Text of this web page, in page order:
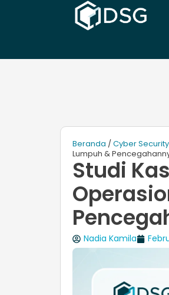
Beranda /Cyber Security
Lumpuh &
Studi
Nadia Kamila